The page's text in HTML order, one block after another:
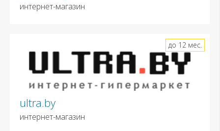
интернет-магазин
ultra.by
интернет-магазин
до 12 мес.